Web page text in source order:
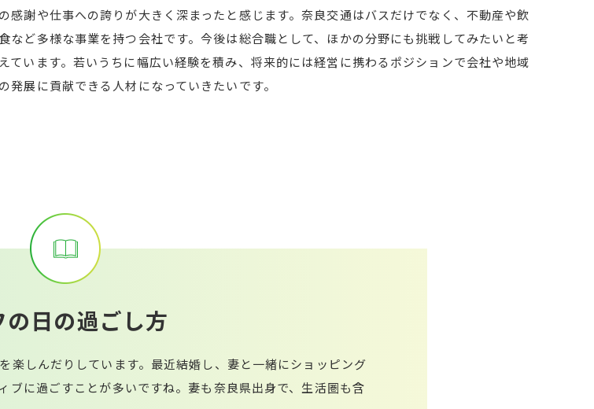
の感謝や仕事への誇りが大きく深まったと感じます。奈良交通はバスだけでなく、不動産や飲
食など多様な事業を持つ会社です。今後は総合職として、ほかの分野にも挑戦してみたいと考
えています。若いうちに幅広い経験を積み、将来的には経営に携わるポジションで会社や地域
の発展に貢献できる人材になっていきたいです。
の日の過ごし方
楽しんだりしています。最近結婚し、妻と一緒にショッピング
ブに過ごすことが多いですね。妻も奈良県出身で、生活圏も含